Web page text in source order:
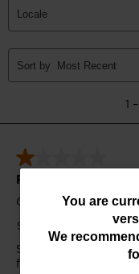
You
are
You are
We